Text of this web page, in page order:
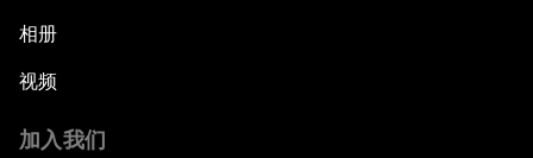
相册
视频
加入我们